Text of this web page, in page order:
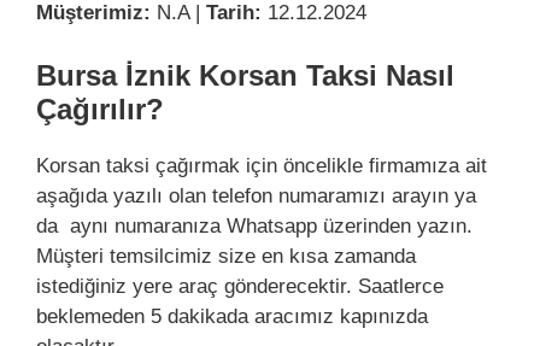
Müşterimiz: N.A | Tarih: 12.12.2024
Bursa İznik Korsan Taksi Nasıl
Çağırılır?
Korsan taksi çağırmak için öncelikle firmamıza ait
aşağıda yazılı olan telefon numaramızı arayın ya
da aynı numaranıza Whatsapp üzerinden yazın.
Müşteri temsilcimiz size en kısa zamanda
istediğiniz yere araç gönderecektir. Saatlerce
beklemeden 5 dakikada aracımız kapınızda